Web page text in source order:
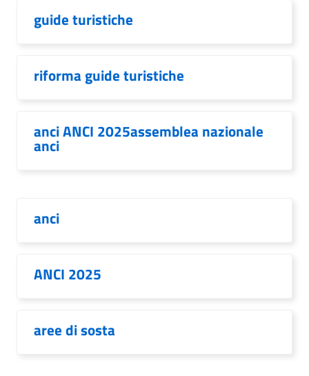
guide turistiche
riforma guide turistiche
anci ANCI 2025assemblea nazionale
anci
anci
ANCI 2025
aree di sosta